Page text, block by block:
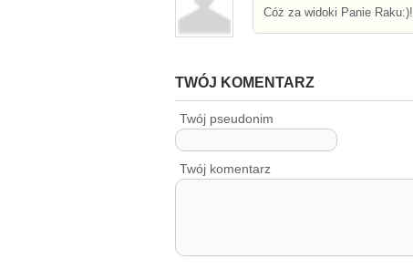
Cóż za widoki Panie Raku:)!
TWÓJ KOMENTARZ
Twój pseudonim
Twój komentarz